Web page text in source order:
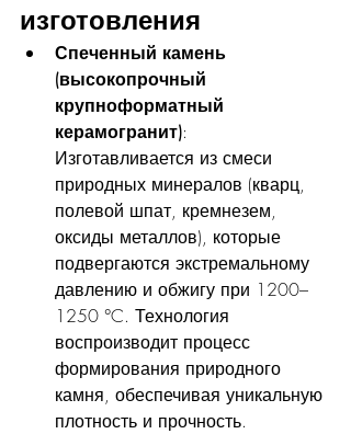
изготовления
Спеченный камень
(высокопрочный
крупноформатный
керамогранит):
Изготавливается из смеси
природных минералов (кварц,
полевой шпат, кремнезем,
оксиды металлов), которые
подвергаются экстремальному
давлению и обжигу при 1200–
1250 °C. Технология
воспроизводит процесс
формирования природного
камня, обеспечивая уникальную
плотность и прочность.